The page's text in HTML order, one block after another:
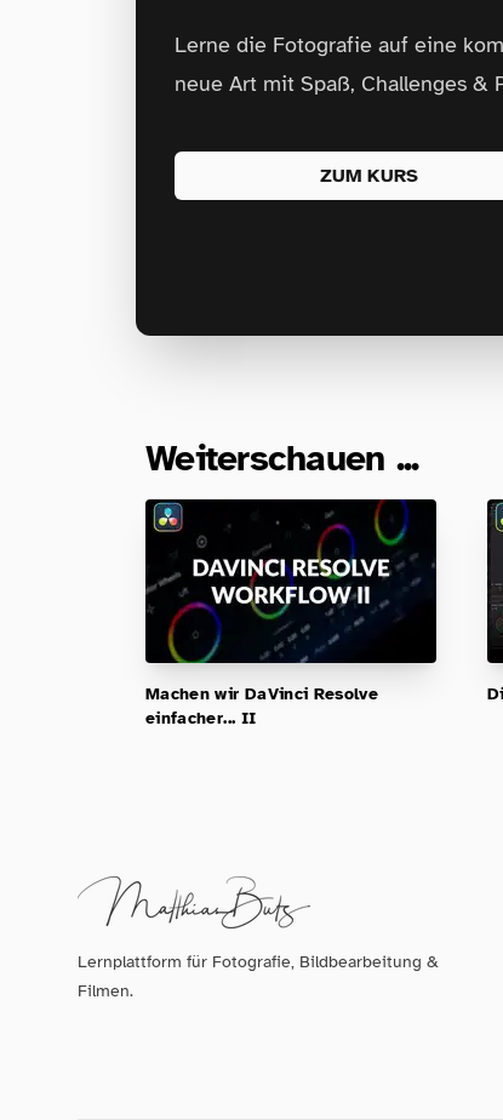
Lerne die Fotografie auf eine
neue Art mit Spaß, Challenges &
ZUM KURS
Weiterschauen ...
Machen wir DaVinci Resolve
einfacher... II
Lernplattform für Fotografie, Bildbearbeitung &
Filmen.